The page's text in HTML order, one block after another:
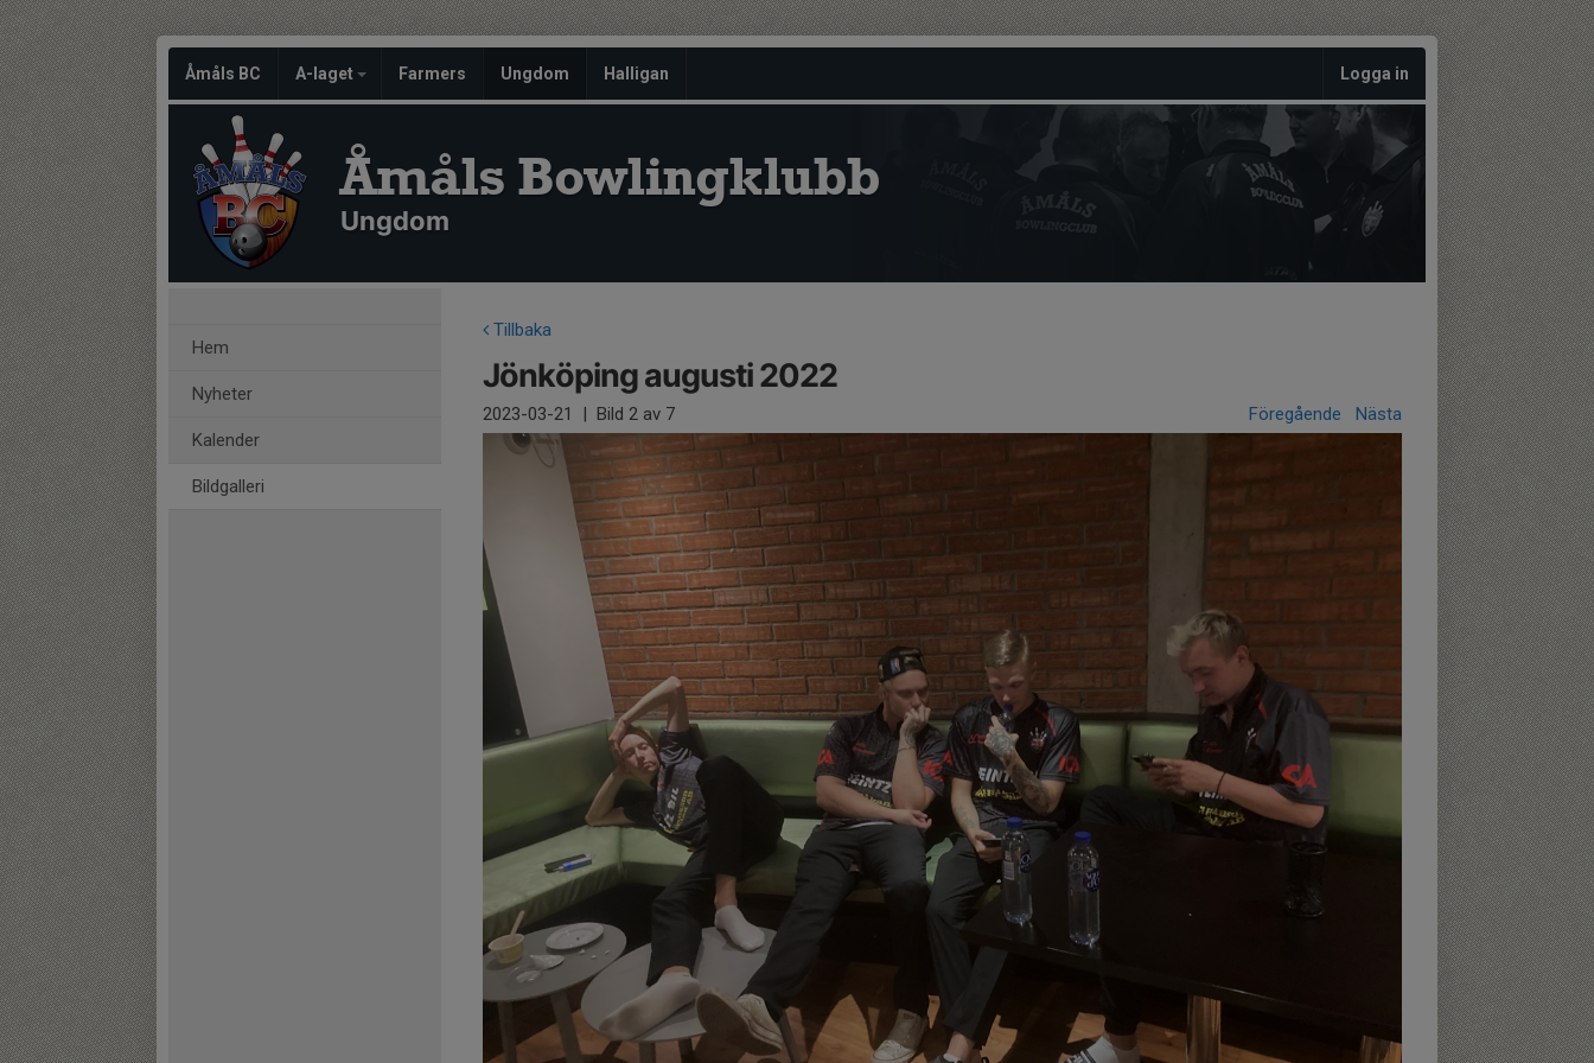
Åmåls BC A-laget Farmers Ungdom Halligan Logga in
Åmåls Bowlingklubb
Ungdom
Hem
Nyheter
Kalender
Bildgalleri
Tillbaka
Jönköping augusti 2022
2023-03-21 | Bild 2 av 7 Föregående Nästa